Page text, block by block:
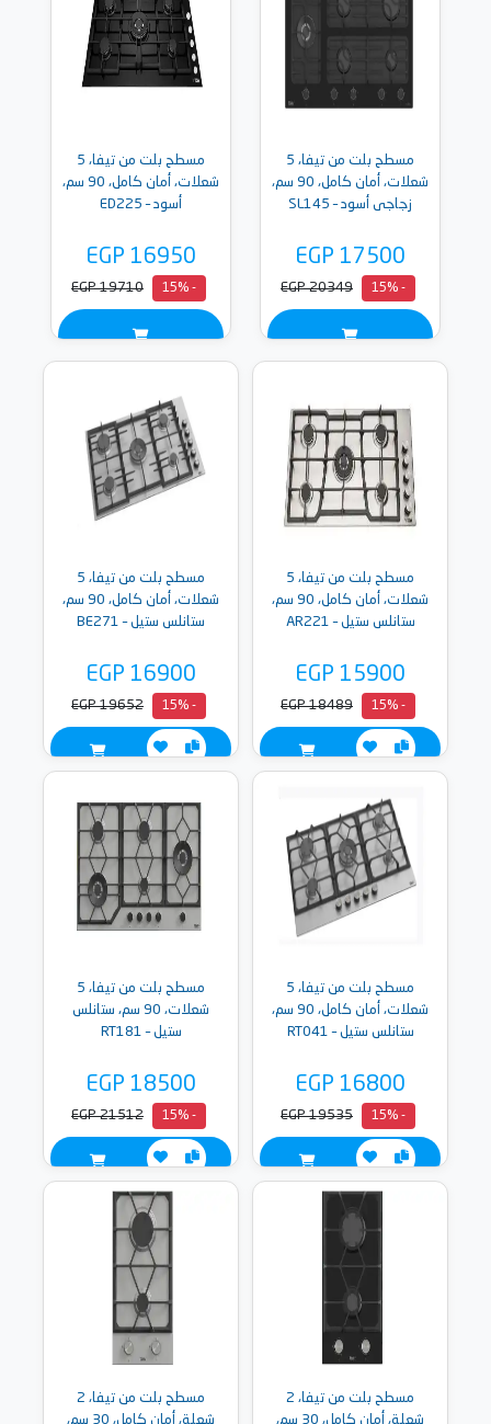
مسطح بلت من تيفا، 5
شعلات، أمان كامل، 90 سم،
زجاجى أسود – SL145
EGP 17500
- 15%
EGP 20349
مسطح بلت من تيفا، 5
شعلات، أمان كامل، 90 سم،
أسود – ED225
EGP 16950
- 15%
EGP 19710
مسطح بلت من تيفا، 5
شعلات، أمان كامل، 90 سم،
ستانلس ستيل – AR221
EGP 15900
- 15%
EGP 18489
مسطح بلت من تيفا، 5
شعلات، أمان كامل، 90 سم،
ستانلس ستيل – BE271
EGP 16900
- 15%
EGP 19652
مسطح بلت من تيفا، 5
شعلات، أمان كامل، 90 سم،
ستانلس ستيل – RT041
EGP 16800
- 15%
EGP 19535
مسطح بلت من تيفا، 5
شعلات، 90 سم، ستانلس
ستيل – RT181
EGP 18500
- 15%
EGP 21512
مسطح بلت من تيفا، 2
شعلة، أمان كامل، 30 سم،
مسطح بلت من تيفا، 2
شعلة، أمان كامل، 30 سم،